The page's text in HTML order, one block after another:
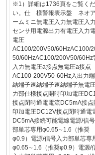
※1）詳細は1736頁をご覧く
い。仕 様警報表示盤 ネオ
ームミニ無電圧入力無電圧入
センサ用電源出力有電圧入力
電圧
AC100/200V50/60HzAC100/
50/60HzAC100/200V50/60Hz
入力無電圧a接点無電圧a接点
AC100-200V50-60Hz入出力
結端子速結端子速結端子無電
力部仕様接点開時印加電圧
接点閉時通電電流DC5mA接点
印加電圧DC12V接点閉時通電
DC5mA̶接続可能電線電源/信
部単芯専用φ0.65∼1.6（推奨
φ0.9）電源/信号入力部単芯専
φ0.65∼1.6（推奨φ0.9）電源/